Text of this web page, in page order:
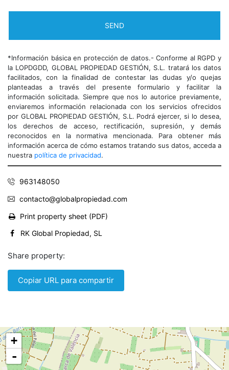
*Información básica en protección de datos.- Conforme al RGPD y
la LOPDGDD, GLOBAL PROPIEDAD GESTIÓN, S.L. tratará los datos
facilitados, con la finalidad de contestar las dudas y/o quejas
planteadas a través del presente formulario y facilitar la
información solicitada. Siempre que nos lo autorice previamente,
enviaremos información relacionada con los servicios ofrecidos
por GLOBAL PROPIEDAD GESTIÓN, S.L. Podrá ejercer, si lo desea,
los derechos de acceso, rectificación, supresión, y demás
reconocidos en la normativa mencionada. Para obtener más
información acerca de cómo estamos tratando sus datos, acceda a
nuestra política de privacidad.
963148050
contacto@globalpropiedad.com
Print property sheet (PDF)
RK Global Propiedad, SL
Share property:
Copiar URL para compartir
+
-